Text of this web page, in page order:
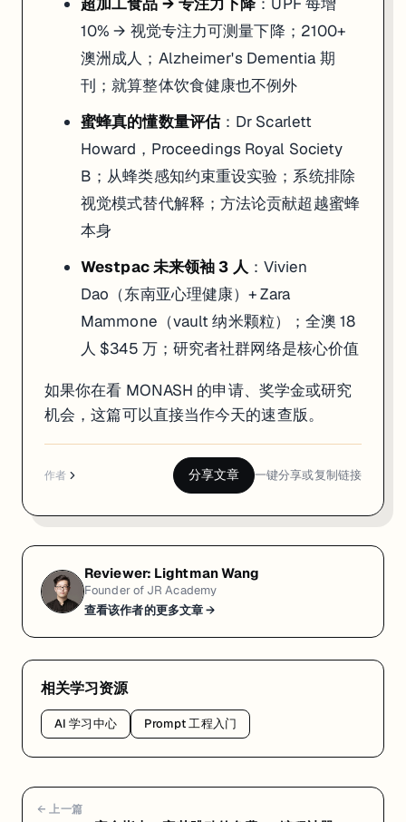
10% → 视觉专注力可测量下降；2100+
澳洲成人；Alzheimer's Dementia 期
刊；就算整体饮食健康也不例外
蜜蜂真的懂数量评估：Dr Scarlett
Howard，Proceedings Royal Society
B；从蜂类感知约束重设实验；系统排除
视觉模式替代解释；方法论贡献超越蜜蜂
本身
Westpac 未来领袖 3 人 ：Vivien
Dao（东南亚心理健康）+ Zara
Mammone（vault 纳米颗粒）；全澳 18
人 $345 万；研究者社群网络是核心价值
如果你在看 MONASH 的申请、奖学金或研究
机会，这篇可以直接当作今天的速查版。
作者 分享文章 一键分享或复制链接
Reviewer: Lightman Wang
Founder of JR Academy
查看该作者的更多文章 →
相关学习资源
AI 学习中心 Prompt 工程入门
← 上一篇